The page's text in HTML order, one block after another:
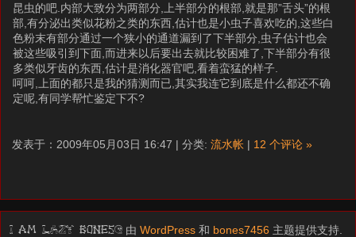
昆虫的吧.内部大致分为两部分,上半部分的根部,就是那”舌头”的根
部,有分泌出类似花粉之类的东西,估计也是小虫子喜欢吃的,这些白
色粉末有部分通过一个狭小的通道漏到了下半部分,虫子估计也会
被这些吸引到下面,而进来以后要出去就比较困难了,下半部分有很
多类似牙齿的东西,估计是消化器官吧,看着蛮猛的样子.
呵呵,上面的都只是我的猜测而已,其实我连它到底是什么都还不确
定呢,有同学帮忙鉴定下不?
发表于：2009年05月03日 16:47 | 分类: 流水帐 | 12 个评论 »
I am LAZY bones? 由WordPress 和 bones7456 主题提供支持.